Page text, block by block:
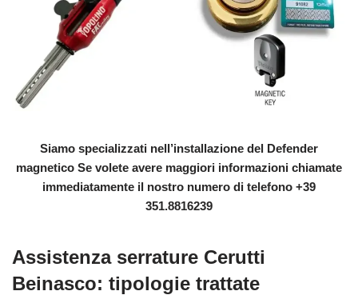
Siamo specializzati nell’installazione del Defender
magnetico Se volete avere maggiori informazioni chiamate
immediatamente il nostro numero di telefono +39
351.8816239
Assistenza serrature Cerutti
Beinasco: tipologie trattate